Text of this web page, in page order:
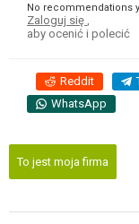
No recommendations
Zaloguj się
aby ocenić i polecić
Reddit
WhatsApp
To jest moja firma